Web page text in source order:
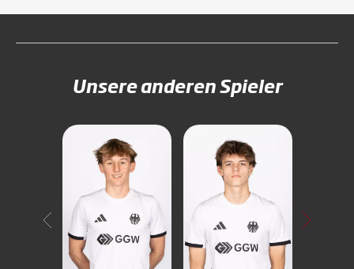
Unsere anderen Spieler